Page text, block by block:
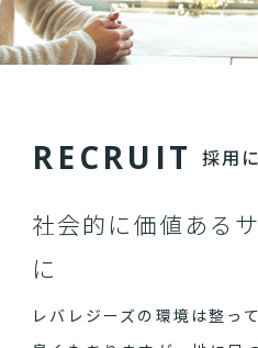
RECRU IT 採用
社会的に価値ある
に
レバレジーズの環境は整っ